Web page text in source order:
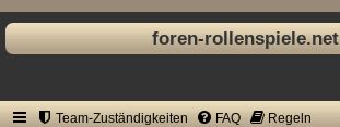
foren-rollenspiele.net
Team-Zuständigkeiten FAQ Regeln